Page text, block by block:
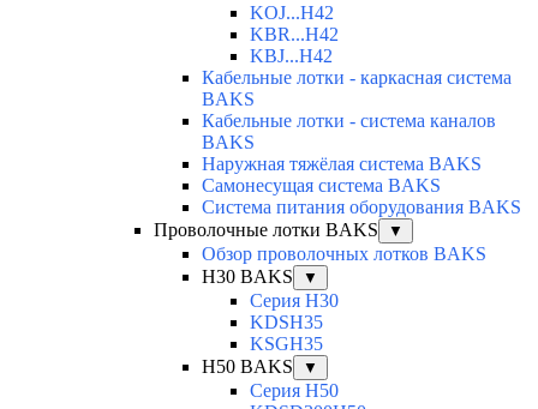
KOJ...H42
KBR...H42
KBJ...H42
Кабельные лотки - каркасная система
BAKS
Кабельные лотки - система каналов
BAKS
Наружная тяжёлая система BAKS
Самонесущая система BAKS
Система питания оборудования BAKS
Проволочные лотки BAKS
▼
Обзор проволочных лотков BAKS
H30 BAKS
▼
Серия H30
KDSH35
KSGH35
H50 BAKS
▼
Серия H50